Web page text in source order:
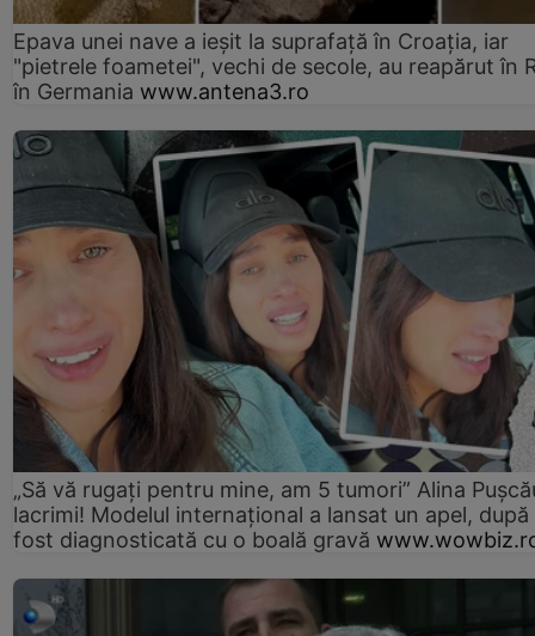
Epava unei nave a ieșit la suprafață în Croația, iar
"pietrele foametei", vechi de secole, au reapărut în
în Germania www.antena3.ro
„Să vă rugați pentru mine, am 5 tumori” Alina
lacrimi! Modelul internațional a lansat un apel, după
fost diagnosticată cu o boală gravă